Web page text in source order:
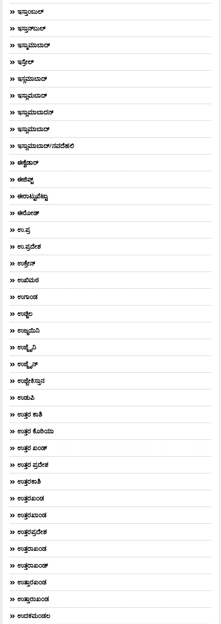
ಇಸ್ತಾಂಬುಲ್
ಇಸ್ತಾನ್‌ಬುಲ್‌
ಇಸ್ಮಾಮಾಬಾದ್
ಇಸ್ರೇಲ್
ಇಸ್ಲಮಾಬಾದ್
ಇಸ್ಲಾಮಬಾದ್
ಇಸ್ಲಾಮಾಬಾದನ್
ಇಸ್ಲಾಮಾಬಾದ್
ಇಸ್ಲಾಮಾಬಾದ್/ನವದೆಹಲಿ
ಈಕ್ವೆಡಾರ್‌
ಈಜಿಪ್ಟ್
ಈರಾಟ್ಟುಪೆಟ್ಟಾ
ಈರೋಡ್
ಉ.ಪ್ರ
ಉ.ಪ್ರದೇಶ
ಉಕ್ರೇನ್
ಉಖಿಮಠ
ಉಗಾಂಡ
ಉಚ್ಚಿಲ
ಉಜ್ಜಯಿನಿ
ಉಜ್ಜೈನಿ
ಉಜ್ಜೈನ್
ಉಜ್ಬೇಕಿಸ್ತಾನ
ಉಡುಪಿ
ಉತ್ತರ ಕಾಶಿ
ಉತ್ತರ ಕೊರಿಯಾ
ಉತ್ತರ ಖಂಡ್
ಉತ್ತರ ಪ್ರದೇಶ
ಉತ್ತರಕಾಶಿ
ಉತ್ತರಖಂಡ
ಉತ್ತರಖಾಂಡ
ಉತ್ತರಪ್ರದೇಶ
ಉತ್ತರಾಖಂಡ
ಉತ್ತರಾಖಂಡ್
ಉತ್ತಾರಖಂಡ
ಉತ್ತಾರಾಖಂಡ
ಉದಕಮಂಡಲ